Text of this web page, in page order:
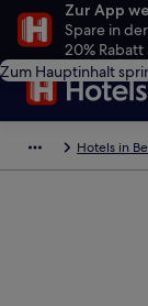
Zur App
Spare in
20%
Zum Hauptinhalt
Hotels in